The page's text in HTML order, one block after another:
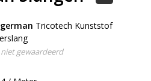
Tricotech Kunststof
gewaardeerd